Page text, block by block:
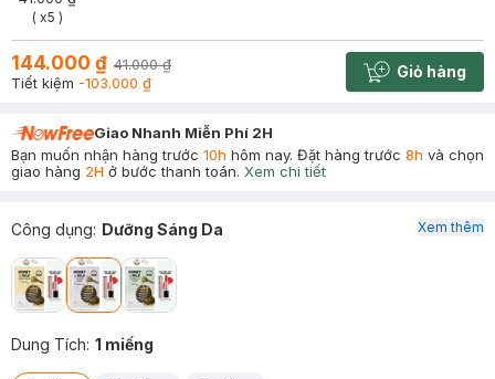
( x5 )
144.000 ₫ 41.000 ₫
Tiết kiệm -103.000 ₫ Cart plus
Giỏ hàng
Giao Nhanh Miễn Phí 2H
Bạn muốn nhận hàng trước 10h hôm nay. Đặt hàng trước 8h và chọn
giao hàng 2H ở bước thanh toán. Xem chi tiết
Công dụng: Dưỡng Sáng Da
Dung Tích: 1 miếng
Xem thêm